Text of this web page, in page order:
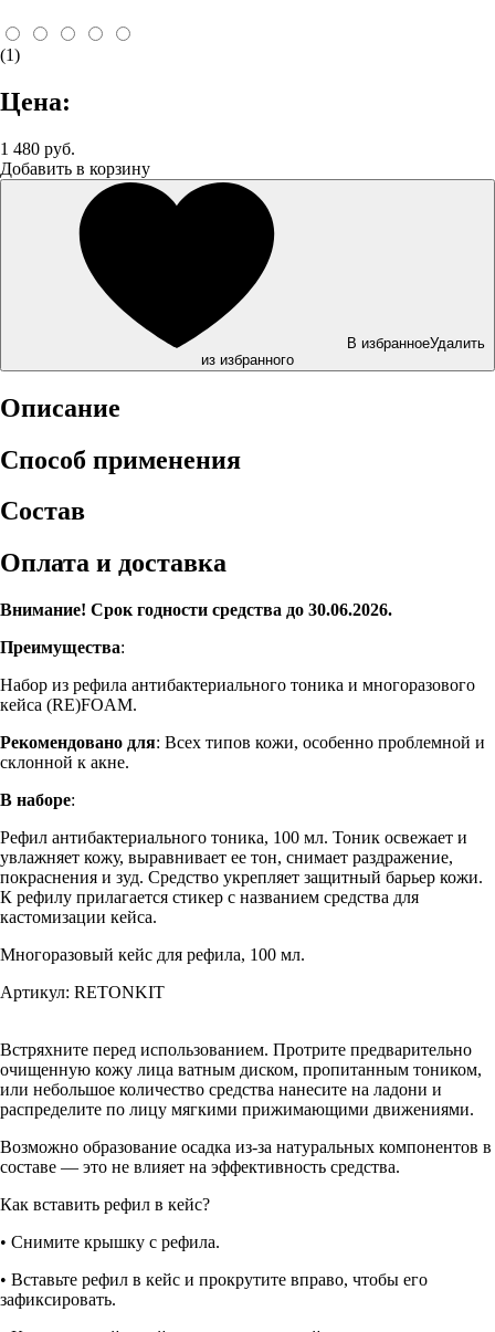
(1)
Цена:
1 480 руб.
Добавить в корзину
В избранноеУдалить
из избранного
Описание
Способ применения
Состав
Оплата и доставка
Внимание! Срок годности средства до 30.06.2026.
Преимущества:
Набор из рефила антибактериального тоника и многоразового
кейса (RE)FOAM.
Рекомендовано для: Всех типов кожи, особенно проблемной и
склонной к акне.
В наборе:
Рефил антибактериального тоника, 100 мл. Тоник освежает и
увлажняет кожу, выравнивает ее тон, снимает раздражение,
покраснения и зуд. Средство укрепляет защитный барьер кожи.
К рефилу прилагается стикер с названием средства для
кастомизации кейса.
Многоразовый кейс для рефила, 100 мл.
Артикул: RETONKIT
Встряхните перед использованием. Протрите предварительно
очищенную кожу лица ватным диском, пропитанным тоником,
или небольшое количество средства нанесите на ладони и
распределите по лицу мягкими прижимающими движениями.
Возможно образование осадка из-за натуральных компонентов в
составе — это не влияет на эффективность средства.
Как вставить рефил в кейс?
• Снимите крышку с рефила.
• Вставьте рефил в кейс и прокрутите вправо, чтобы его
зафиксировать.